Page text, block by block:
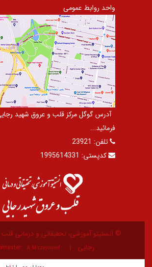
واحد روابط عمومی
آدرس گوگل مرکز قلب و عروق شهید
فرمائید...
تلفن: 23921
کدپستی: 1995614331
© انستیتو آموزشی، تحقیقاتی و درمانی
رجایی
A.Mirzayousef